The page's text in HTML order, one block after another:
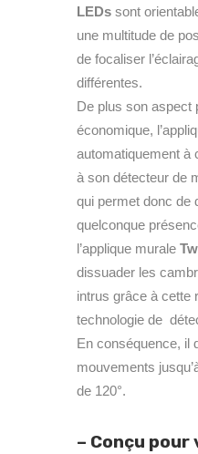
LEDs sont
une multitude de
de focaliser
différentes.
De plus son aspect
économique,
automatiquement à
à son détecteur de
qui permet donc de
quelconque
l’applique murale
dissuader les
intrus grâce à cette
technologie de
En conséquence, il
mouvements
de 120°.
– Conçu